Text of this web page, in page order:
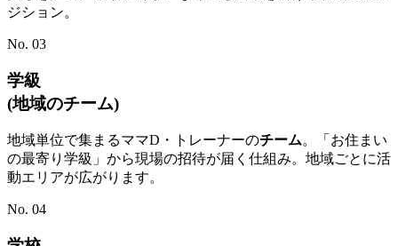
ジション。
No. 03
学級
(地域のチーム)
地域単位で集まるママD・トレーナーのチーム。「お住まい
の最寄り学級」から現場の招待が届く仕組み。地域ごとに活
動エリアが広がります。
No. 04